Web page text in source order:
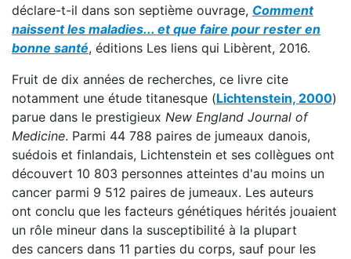
déclare-t-il dans son septième ouvrage, Comment
naissent les maladies... et que faire pour rester en
bonne santé, éditions Les liens qui Libèrent, 2016.
Fruit de dix années de recherches, ce livre cite
notamment une étude titanesque (Lichtenstein, 2000)
parue dans le prestigieux New England Journal of
Medicine. Parmi 44 788 paires de jumeaux danois,
suédois et finlandais, Lichtenstein et ses collègues ont
découvert 10 803 personnes atteintes d'au moins un
cancer parmi 9 512 paires de jumeaux. Les auteurs
ont conclu que les facteurs génétiques hérités jouaient
un rôle mineur dans la susceptibilité à la plupart
des cancers dans 11 parties du corps, sauf pour les